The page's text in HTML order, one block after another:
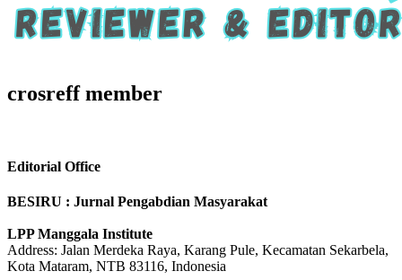
crosreff member
Editorial Office
BESIRU : Jurnal Pengabdian Masyarakat
LPP Manggala Institute
Address: Jalan Merdeka Raya, Karang Pule, Kecamatan Sekarbela,
Kota Mataram, NTB 83116, Indonesia